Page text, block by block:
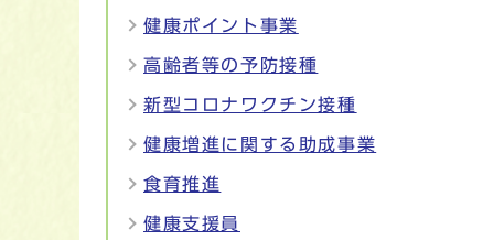
健康ポイント事業
高齢者等の予防接種
新型コロナワクチン接種
健康増進に関する助成事業
食育推進
健康支援員